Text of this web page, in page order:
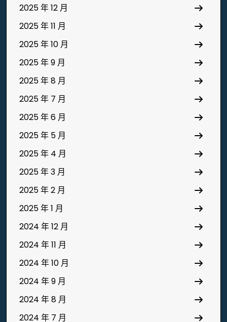
2025 年 12 月
2025 年 11 月
2025 年 10 月
2025 年 9 月
2025 年 8 月
2025 年 7 月
2025 年 6 月
2025 年 5 月
2025 年 4 月
2025 年 3 月
2025 年 2 月
2025 年 1 月
2024 年 12 月
2024 年 11 月
2024 年 10 月
2024 年 9 月
2024 年 8 月
2024 年 7 月